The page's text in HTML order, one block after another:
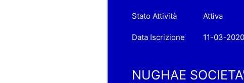
Stato Attività Attiva
Data Iscrizione 11-03-2020
NUGHAE